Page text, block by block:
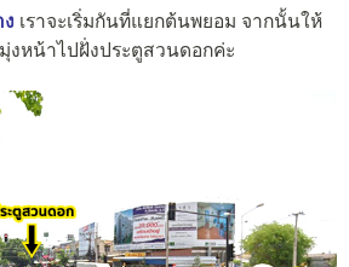
ง เราจะเริ่มกันที่แยกต้นพยอม จากนั้นให้
งหน้าไปฝั่งประตูสวนดอกค่ะ